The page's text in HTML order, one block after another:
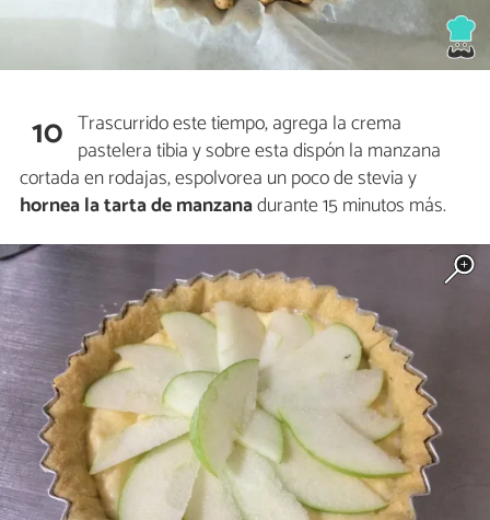
10 Trascurrido este tiempo, agrega la crema
pastelera tibia y sobre esta dispón la manzana
cortada en rodajas, espolvorea un poco de stevia y
hornea la tarta de manzanadurante 15 minutos más.